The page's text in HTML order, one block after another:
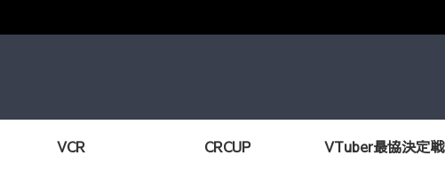
VCR CRCUP VTuber最協決定戦